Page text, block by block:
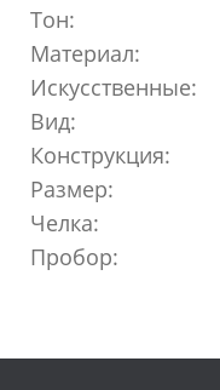
Тон:
Материал:
Искусственные:
Вид:
Конструкция:
Размер:
Челка:
Пробор: